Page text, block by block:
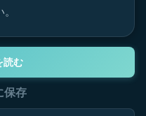
読む
保存